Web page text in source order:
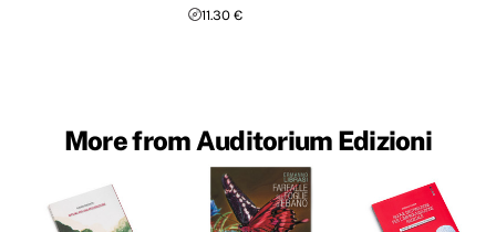
11.30 €
More from Auditorium Edizioni